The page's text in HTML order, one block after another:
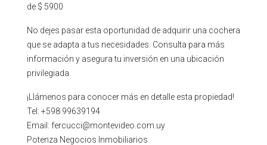
de $ 5900
No dejes pasar esta oportunidad de adquirir una cochera
que se adapta a tus necesidades. Consulta para más
información y asegura tu inversión en una ubicación
privilegiada.
¡Llámenos para conocer más en detalle esta propiedad!
Tel: +598 99639194
Email: fercucci@montevideo.com.uy
Potenza Negocios Inmobiliarios